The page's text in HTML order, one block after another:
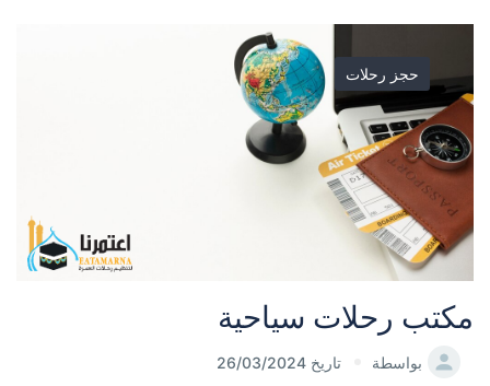
حجز رحلات
مكتب رحلات سياحية
بواسطة تاريخ 26/03/2024